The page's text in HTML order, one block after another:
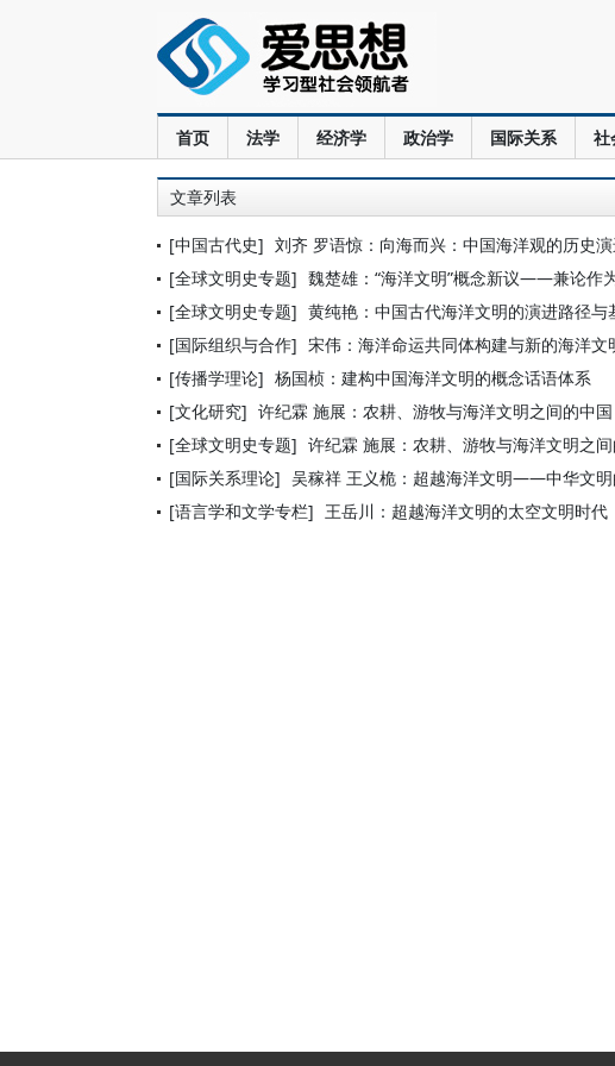
首页 法学 经济学 政治学 国际关系 社
文章列表
[中国古代史] 刘齐 罗语惊：向海而兴：中国海洋观的历史
[全球文明史专题] 魏楚雄：“海洋文明”概念新议——兼论作
[全球文明史专题] 黄纯艳：中国古代海洋文明的演进路径与
[国际组织与合作] 宋伟：海洋命运共同体构建与新的海洋文
[传播学理论] 杨国桢：建构中国海洋文明的概念话语体系
[文化研究] 许纪霖 施展：农耕、游牧与海洋文明之间的中国
[全球文明史专题] 许纪霖 施展：农耕、游牧与海洋文明之间
[国际关系理论] 吴稼祥 王义桅：超越海洋文明——中华文明
[语言学和文学专栏] 王岳川：超越海洋文明的太空文明时代